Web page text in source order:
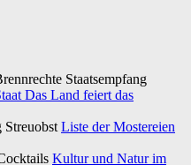
Staatsempfang
Das Land feiert das
Streuobst Liste der Mostereien
Kultur und Natur im